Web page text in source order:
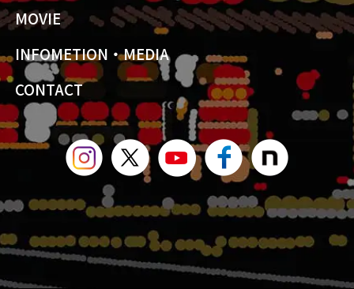
MOVIE
INFOMETION・MEDIA
CONTACT